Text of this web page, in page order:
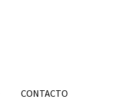
CONTACTO